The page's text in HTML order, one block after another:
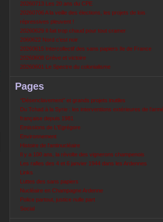
20260713 Les 20 ans du CPE
20260706 A la veille des élections, les projets de lois
répressives pleuvent !
20260629 Il fait trop chaud pour tout cramer
2060622 Nord c’est noir
20260615 Intercollectif des sans papiers Ile de France
20260608 Grève et victoire
20260601 Le Spectre du colonialisme
Pages
‘‘Désenclavement’’ et grands projets inutiles
Du Tchad à la Syrie : les interventions extérieures de
française depuis 1981
Emissions de L'Egrégore
Environnement
Histoire de l'antinucléaire
Il y a 100 ans, la révolte des vignerons champenois
Les rafles des 4 et 6 janvier 1944 dans les Ardennes
Links
Luttes des sans papiers
Nucléaire en Champagne Ardenne
Police partout, justice nulle part
Social